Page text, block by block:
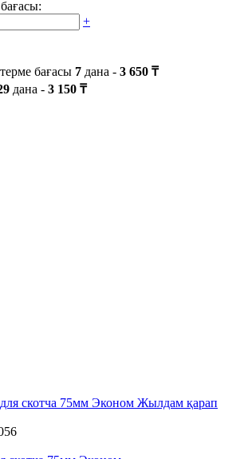
+
бағасы 7 дана - 3 650 ₸
дана - 3 150 ₸
Жылдам қарап